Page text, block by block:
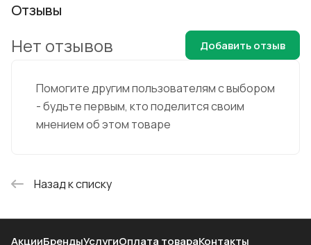
Отзывы
Помогите другим пользователям с выбором
- будьте первым, кто поделится своим
мнением об этом товаре
Нет отзывов Добавить отзыв
Назад к списку
АкцииБрендыУслугиОплата товараКонтакты